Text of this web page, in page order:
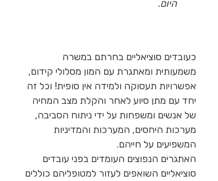
היום.
כעובדים סוציאליים בחרתם במשרה
משמעותית ומאתגרת עם המון מסלולי קידום,
אפשרויות תעסוקה ולמידה אין סופית! וכל זה
יחד עם מתן סיוע לאחר והקלת מצב המחיה
של אנשים ומשפחות על ידי ניתוח הסביבה,
מערכות היחסים, המערכות והמדיניות
המשפיעים על חייהם.
האתגרים הנפוצים העומדים בפני עובדים
סוציאליים השואפים לעזור למטופליהם כוללים